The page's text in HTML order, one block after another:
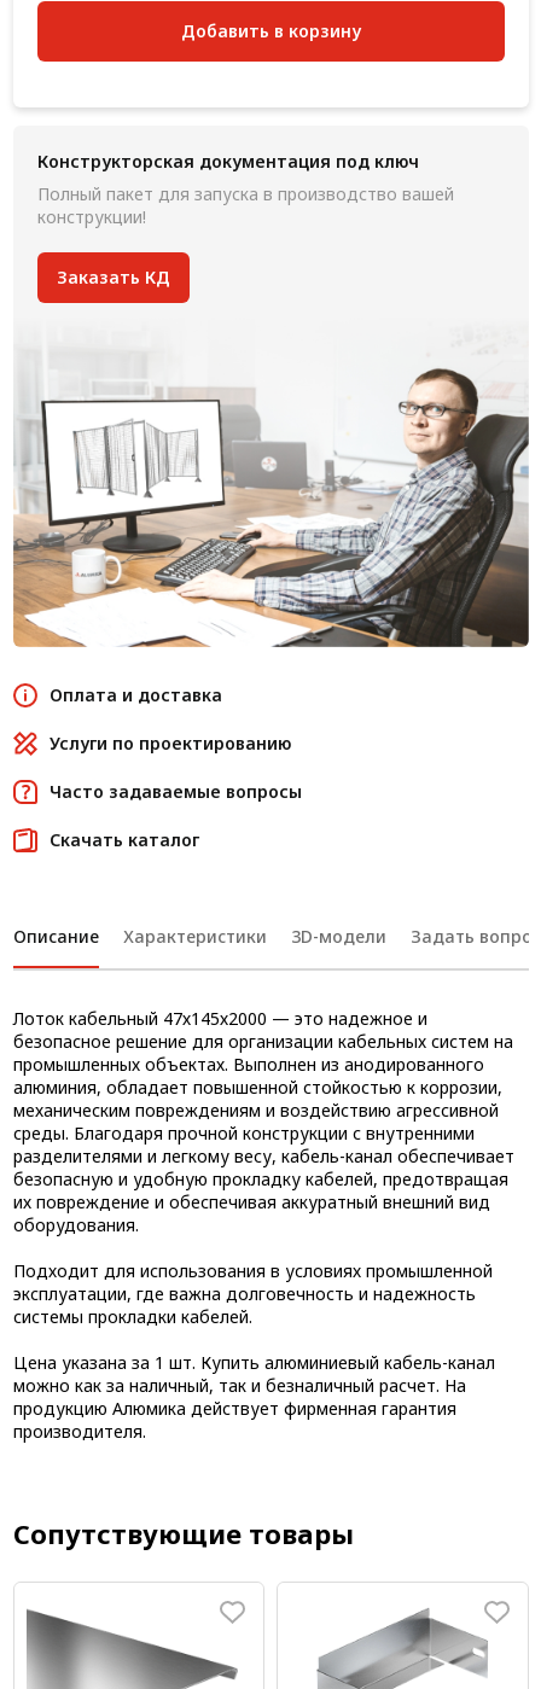
Добавить в корзину
Конструкторская документация под ключ
Полный пакет для запуска в производство вашей
конструкции!
Заказать КД
Оплата и доставка
Услуги по проектированию
Часто задаваемые вопросы
Скачать каталог
Описание Характеристики 3D-модели Задать
Лоток кабельный 47х145х2000 — это надежное и
безопасное решение для организации кабельных систем на
промышленных объектах. Выполнен из анодированного
алюминия, обладает повышенной стойкостью к коррозии,
механическим повреждениям и воздействию агрессивной
среды. Благодаря прочной конструкции с внутренними
разделителями и легкому весу, кабель-канал обеспечивает
безопасную и удобную прокладку кабелей, предотвращая
их повреждение и обеспечивая аккуратный внешний вид
оборудования.
Подходит для использования в условиях промышленной
эксплуатации, где важна долговечность и надежность
системы прокладки кабелей.
Цена указана за 1 шт. Купить алюминиевый кабель-канал
можно как за наличный, так и безналичный расчет. На
продукцию Алюмика действует фирменная гарантия
производителя.
Сопутствующие товары